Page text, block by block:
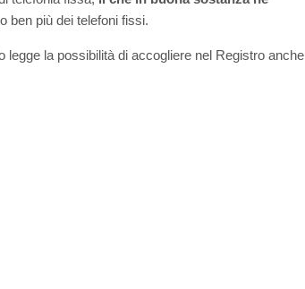
ben più dei telefoni fissi.
la possibilità di accogliere nel Registro anche